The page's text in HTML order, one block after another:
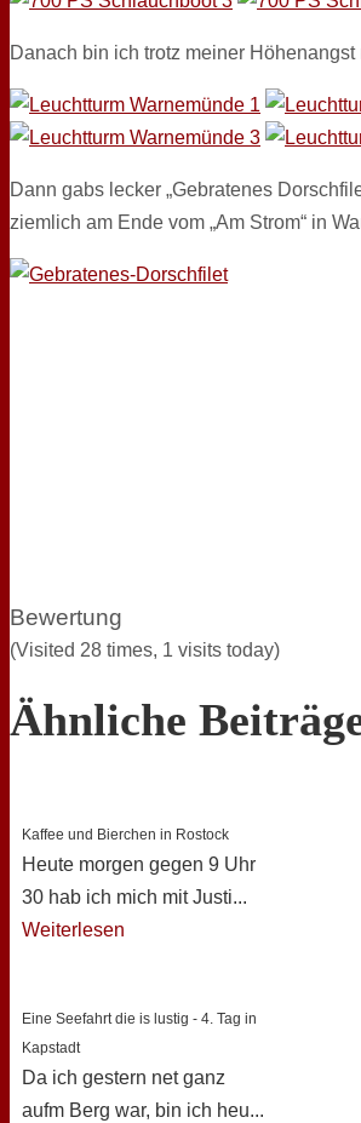
Danach bin ich trotz meiner
Dann gabs lecker „Gebratenes
ziemlich am Ende vom „Am Strom“ in
Bewertung
(Visited 28 times, 1 visits today)
Ähnliche
Kaffee und Bierchen in Rostock
Heute morgen gegen 9 Uhr
30 hab ich mich mit Justi...
Weiterlesen
Eine Seefahrt die is lustig - 4. Tag in
Kapstadt
Da ich gestern net ganz
aufm Berg war, bin ich heu...